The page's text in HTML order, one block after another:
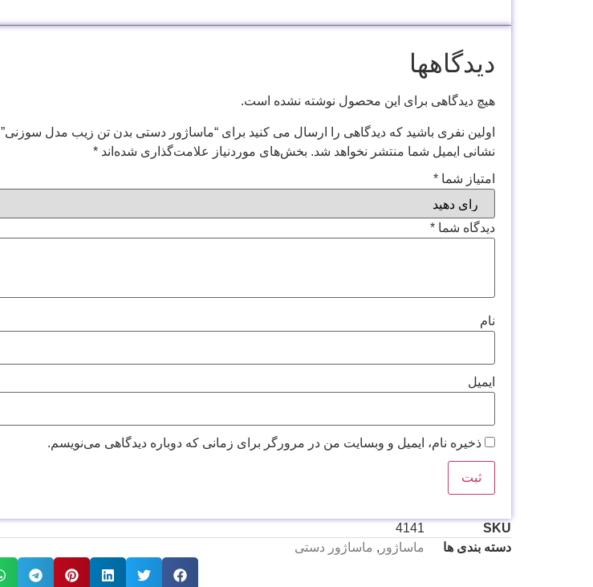
دیدگاهها
هیچ دیدگاهی برای این محصول نوشته نشده است.
اولین نفری باشید که دیدگاهی را ارسال می کنید برای “ماساژور دستی بدن تن زیب مدل سوزنی”
نشانی ایمیل شما منتشر نخواهد شد. بخش‌های موردنیاز علامت‌گذاری شده‌اند *
امتیاز شما *
دیدگاه شما *
نام
ایمیل
ذخیره نام، ایمیل و وبسایت من در مرورگر برای زمانی که دوباره دیدگاهی می‌نویسم.
SKU
4141
دسته بندی ها
ماساژور , ماساژور دستی